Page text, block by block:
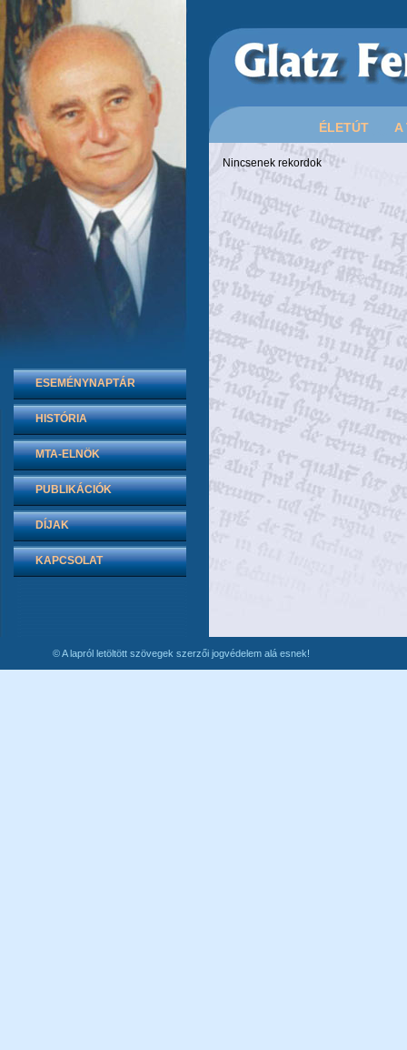
ESEMÉNYNAPTÁR
HISTÓRIA
MTA-ELNÖK
PUBLIKÁCIÓK
DÍJAK
KAPCSOLAT
ÉLETÚT A
Nincsenek rekordok
© A lapról letöltött szövegek szerzői jogvédelem alá esnek!